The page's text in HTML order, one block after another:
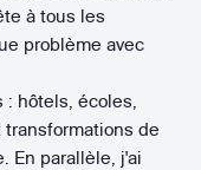
à tous les
problème avec
: hôtels, écoles,
de
En parallèle, j'ai